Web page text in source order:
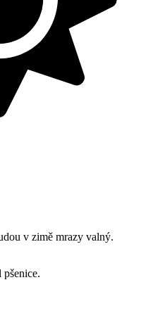
v zimě mrazy valný.